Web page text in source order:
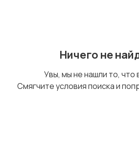
Ничего не
Увы, мы не нашли то, что
Смягчите условия поиска и